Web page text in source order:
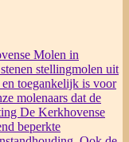
Molen in
stellingmolen uit
toegankelijk is voor
molenaars dat de
De Kerkhovense
beperkte